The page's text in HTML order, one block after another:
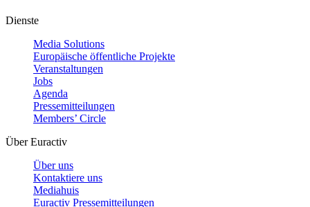
Dienste
Media Solutions
Europäische öffentliche Projekte
Veranstaltungen
Jobs
Agenda
Pressemitteilungen
Members’ Circle
Über Euractiv
Über uns
Kontaktiere uns
Mediahuis
Euractiv Pressemitteilungen